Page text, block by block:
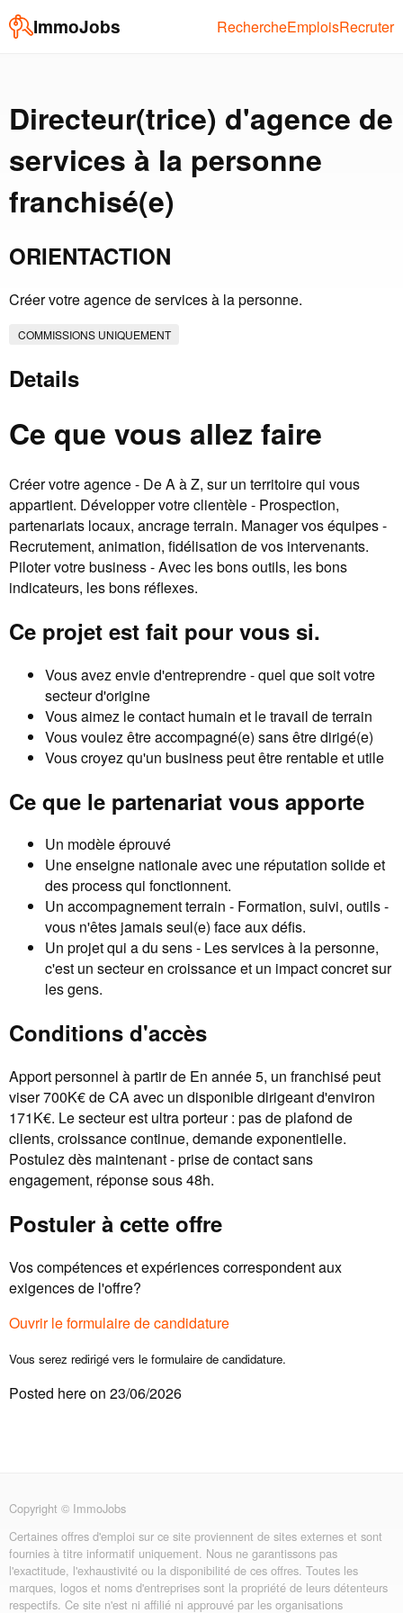
ImmoJobs RechercheEmploisRecruter
Directeur(trice) d'agence de
services à la personne
franchisé(e)
ORIENTACTION
Créer votre agence de services à la personne.
COMMISSIONS UNIQUEMENT
Details
Ce que vous allez faire
Créer votre agence - De A à Z, sur un territoire qui vous
appartient. Développer votre clientèle - Prospection,
partenariats locaux, ancrage terrain. Manager vos équipes -
Recrutement, animation, fidélisation de vos intervenants.
Piloter votre business - Avec les bons outils, les bons
indicateurs, les bons réflexes.
Ce projet est fait pour vous si.
Vous avez envie d'entreprendre - quel que soit votre
secteur d'origine
Vous aimez le contact humain et le travail de terrain
Vous voulez être accompagné(e) sans être dirigé(e)
Vous croyez qu'un business peut être rentable et utile
Ce que le partenariat vous apporte
Un modèle éprouvé
Une enseigne nationale avec une réputation solide et
des process qui fonctionnent.
Un accompagnement terrain - Formation, suivi, outils -
vous n'êtes jamais seul(e) face aux défis.
Un projet qui a du sens - Les services à la personne,
c'est un secteur en croissance et un impact concret sur
les gens.
Conditions d'accès
Apport personnel à partir de En année 5, un franchisé peut
viser 700K€ de CA avec un disponible dirigeant d'environ
171K€. Le secteur est ultra porteur : pas de plafond de
clients, croissance continue, demande exponentielle.
Postulez dès maintenant - prise de contact sans
engagement, réponse sous 48h.
Postuler à cette offre
Vos compétences et expériences correspondent aux
exigences de l'offre?
Ouvrir le formulaire de candidature
Vous serez redirigé vers le formulaire de candidature.
Posted here on 23/06/2026
Copyright © ImmoJobs
Certaines offres d'emploi sur ce site proviennent de sites externes et sont
fournies à titre informatif uniquement. Nous ne garantissons pas
l'exactitude, l'exhaustivité ou la disponibilité de ces offres. Toutes les
marques, logos et noms d'entreprises sont la propriété de leurs détenteurs
respectifs. Ce site n'est ni affilié ni approuvé par les organisations